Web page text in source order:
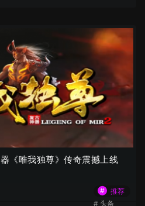
《唯我独尊》传奇震撼上线
#
推荐
# 头条